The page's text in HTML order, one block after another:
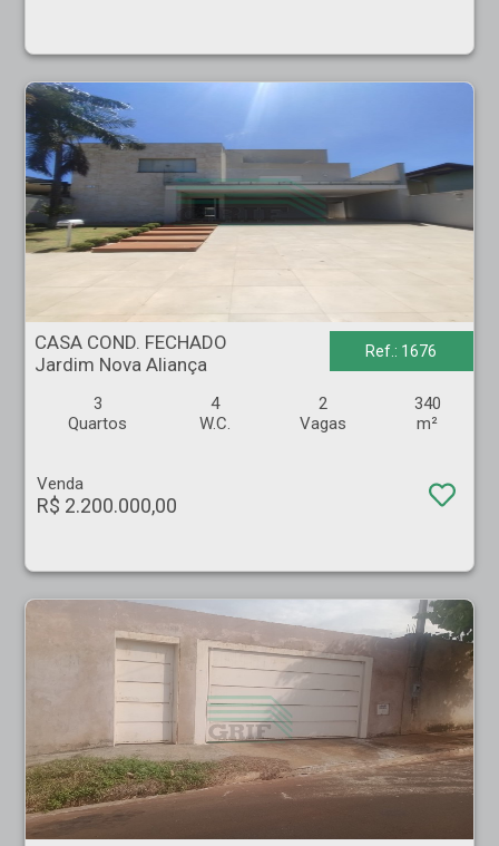
CASA COND. FECHADO
Jardim Nova Aliança
Ref.: 1676
3
Quartos
4
W.C.
2
Vagas
340
m²
Venda
R$ 2.200.000,00